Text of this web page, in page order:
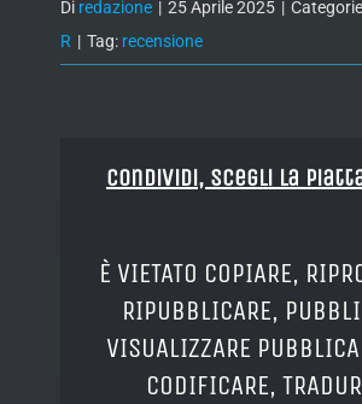
Di redazione | 25 Aprile 2025 |
R | Tag: recensione
Condividi, Scegli la
È VIETATO COPIARE,
RIPUBBLICARE,
VISUALIZZARE
CODIFICARE,